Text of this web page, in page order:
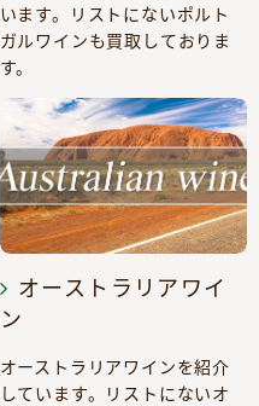
います。リストにないポルト
ガルワインも買取しておりま
す。
オーストラリアワイ
ン
オーストラリアワインを紹介
しています。リストにないオ